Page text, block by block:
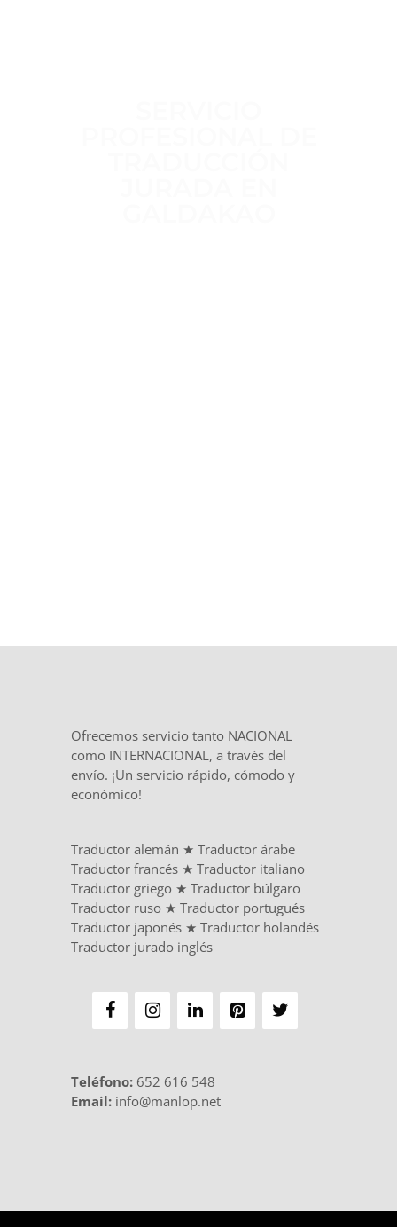
Ofrecemos servicio tanto NACIONAL
como INTERNACIONAL, a través del
envío. ¡Un servicio rápido, cómodo y
económico!
Traductor alemán ★ Traductor árabe
Traductor francés ★ Traductor italiano
Traductor griego ★ Traductor búlgaro
Traductor ruso ★ Traductor portugués
Traductor japonés ★ Traductor holandés
Traductor jurado inglés
Teléfono: 652 616 548
Email: info@manlop.net